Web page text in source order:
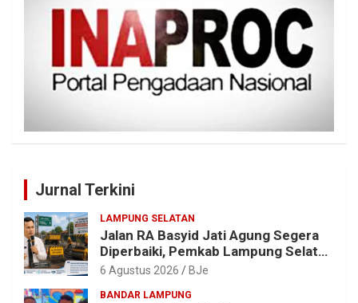
Jurnal Terkini
LAMPUNG SELATAN
Jalan RA Basyid Jati Agung Segera
Diperbaiki, Pemkab Lampung Selatan
Alokasikan Rp1,13 Miliar
6 Agustus 2026 BJe
BANDAR LAMPUNG